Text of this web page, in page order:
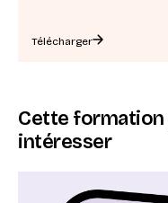
Télécharger
Cette
intéresser